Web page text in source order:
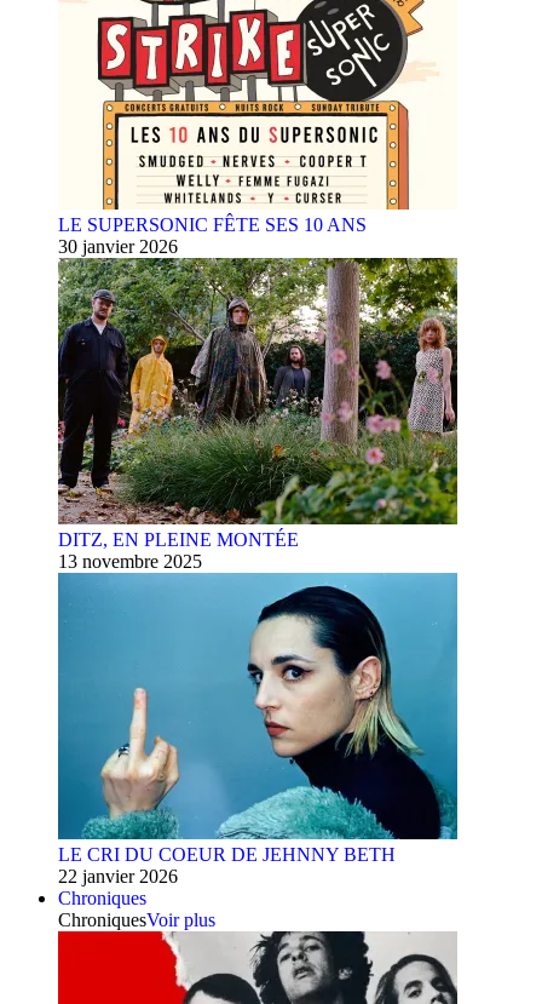
LE SUPERSONIC FÊTE SES 10 ANS
30 janvier 2026
DITZ, EN PLEINE MONTÉE
13 novembre 2025
LE CRI DU COEUR DE JEHNNY BETH
22 janvier 2026
Chroniques
ChroniquesVoir plus